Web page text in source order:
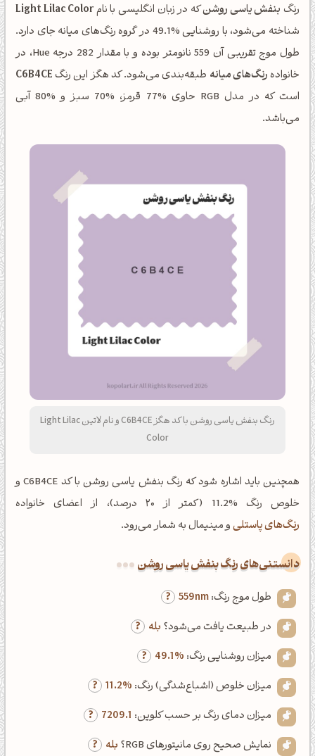
رنگ بنفش یاسی روشنکه در زبان انگلیسی با نامLight Lilac Color
شناخته می‌شود، با روشنایی %49.1 در گروه رنگ‌های میانه جای دارد.
طول موج تقریبی آن 559 نانومتر بوده و با مقدار 282 درجه Hue، در
خانوادهرنگ‌های میانه طبقه‌بندی می‌شود. کد هگز این رنگC6B4CE
است که در مدل RGB حاوی %77 قرمز، %70 سبز و %80 آبی
می‌باشد.
رنگ بنفش یاسی روشن با کد هگز C6B4CE و نام لاتین Light Lilac
Color
همچنین باید اشاره شود که رنگ بنفش یاسی روشن با کد C6B4CE و
خلوص رنگ %11.2 (کمتر از ۲۰ درصد)، از اعضای خانواده
رنگ‌های پاستلیو مینیمال به شمار می‌رود.
دانستنی‌های رنگ بنفش یاسی روشن
طول موج رنگ:559nm
در طبیعت یافت می‌شود؟ بله
میزان روشنایی رنگ: 49.1%
میزان خلوص (اشباع‌شدگی) رنگ: 11.2%
میزان دمای رنگ بر حسب کلوین: 7209.1
نمایش صحیح روی مانیتورهای RGB؟
بله